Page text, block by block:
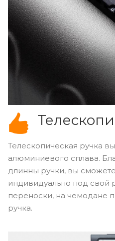
Телескопическая ручка
алюминиевого сплава.
длинны ручки, вы
индивидуально под свой
переноски, на чемодане
ручка.